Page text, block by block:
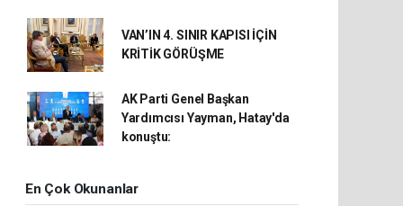
VAN’IN 4. SINIR KAPISI İÇİN
KRİTİK GÖRÜŞME
AK Parti Genel Başkan
Yardımcısı Yayman, Hatay'da
konuştu:
En Çok Okunanlar